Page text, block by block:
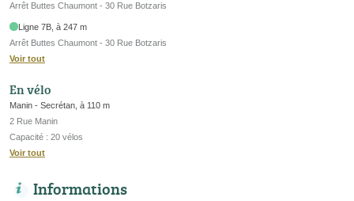
Arrêt Buttes Chaumont - 30 Rue Botzaris
Ligne 7B, à 247 m
Arrêt Buttes Chaumont - 30 Rue Botzaris
Voir tout
En vélo
Manin - Secrétan, à 110 m
2 Rue Manin
Capacité : 20 vélos
Voir tout
Informations